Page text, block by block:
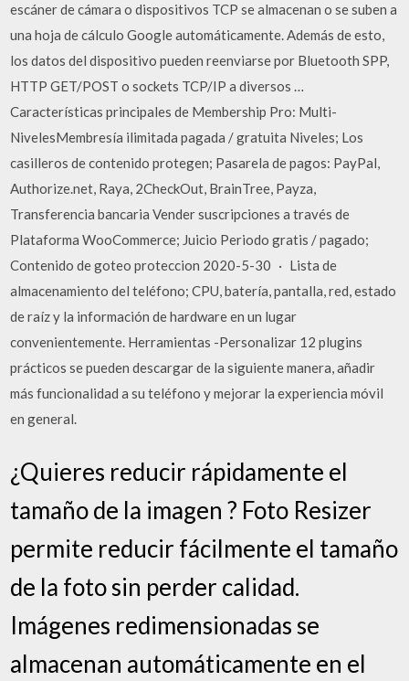
escáner de cámara o dispositivos TCP se almacenan o se suben a
una hoja de cálculo Google automáticamente. Además de esto,
los datos del dispositivo pueden reenviarse por Bluetooth SPP,
HTTP GET/POST o sockets TCP/IP a diversos …
Características principales de Membership Pro: Multi-
NivelesMembresía ilimitada pagada / gratuita Niveles; Los
casilleros de contenido protegen; Pasarela de pagos: PayPal,
Authorize.net, Raya, 2CheckOut, BrainTree, Payza,
Transferencia bancaria Vender suscripciones a través de
Plataforma WooCommerce; Juicio Periodo gratis / pagado;
Contenido de goteo proteccion 2020-5-30 · Lista de
almacenamiento del teléfono; CPU, batería, pantalla, red, estado
de raíz y la información de hardware en un lugar
convenientemente. Herramientas -Personalizar 12 plugins
prácticos se pueden descargar de la siguiente manera, añadir
más funcionalidad a su teléfono y mejorar la experiencia móvil
en general.
¿Quieres reducir rápidamente el
tamaño de la imagen ? Foto Resizer
permite reducir fácilmente el tamaño
de la foto sin perder calidad.
Imágenes redimensionadas se
almacenan automáticamente en el